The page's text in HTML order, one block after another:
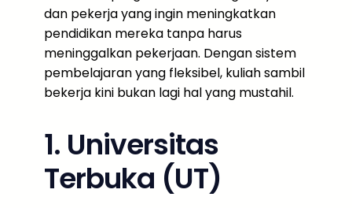
dan pekerja yang ingin meningkatkan
pendidikan mereka tanpa harus
meninggalkan pekerjaan. Dengan sistem
pembelajaran yang fleksibel, kuliah sambil
bekerja kini bukan lagi hal yang mustahil.
1. Universitas
Terbuka (UT)